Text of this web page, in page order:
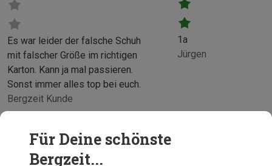
Bergzeit Kunde
Es war leider der falsche Schuh
mit falscher Größe im richtigen
Karton. Kann ja mal passieren.
Sonst immer alles top bei euch.
Jürgen
1a
Für Deine schönste
Bergzeit...